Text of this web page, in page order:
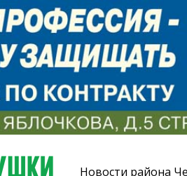
Новости района